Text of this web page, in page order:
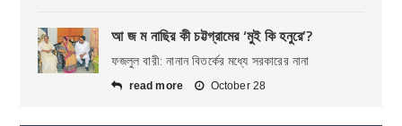
আ জ ম নাছির কী চট্টগ্রামের ‘মুই কি হনুরে’?
ফজলুল বারী: নানান বিতর্কের মধ্যে সরকারের নানা
read more October 28